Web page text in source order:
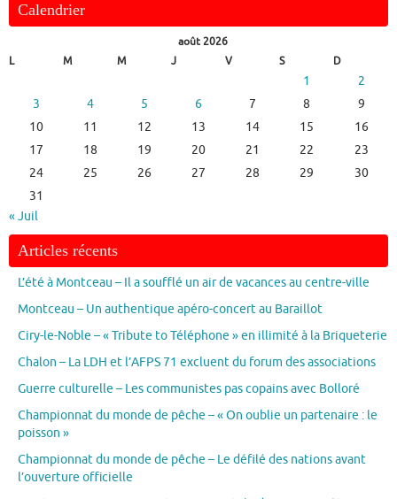
Calendrier
août 2026
L
M M J V S D
1
2
3
4 5 6 7 8
9
10
11 12 13 14 15
16
17
18 19 20 21 22
23
24
25 26 27 28 29
30
31
« Juil
Articles récents
L’été à Montceau – Il a soufflé un air de vacances au centre-ville
Montceau – Un authentique apéro-concert au Baraillot
Ciry-le-Noble – « Tribute to Téléphone » en illimité à la Briqueterie
Chalon – La LDH et l’AFPS 71 excluent du forum des associations
Guerre culturelle – Les communistes pas copains avec Bolloré
Championnat du monde de pêche – « On oublie un partenaire : le
poisson »
Championnat du monde de pêche – Le défilé des nations avant
l’ouverture officielle